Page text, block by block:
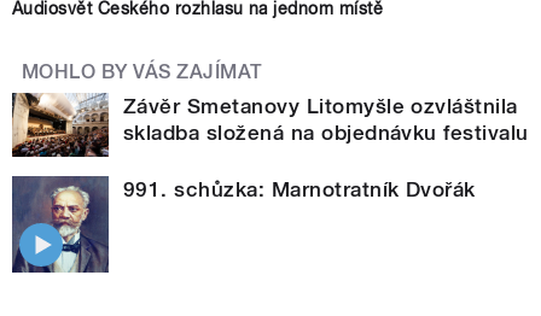
Audiosvět Českého rozhlasu na jednom místě
MOHLO BY VÁS ZAJÍMAT
Závěr Smetanovy Litomyšle ozvláštnila
skladba složená na objednávku festivalu
991. schůzka: Marnotratník Dvořák